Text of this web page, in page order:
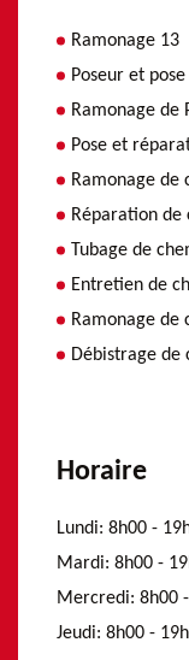
Ramonage 13
Poseur et
Ramonage de
Pose et
Ramonage de
Réparation de
Tubage de
Entretien de
Ramonage de
Débistrage de
Horaire
Lundi: 8h00 -
Mardi: 8h00 -
Mercredi: 8h00
Jeudi: 8h00 -